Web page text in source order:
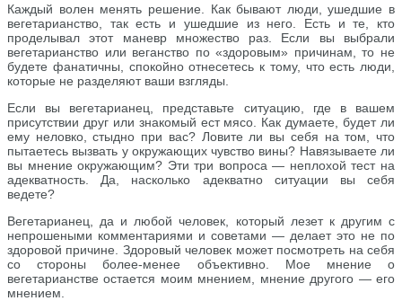
Каждый волен менять решение. Как бывают люди, ушедшие в
вегетарианство, так есть и ушедшие из него. Есть и те, кто
проделывал этот маневр множество раз. Если вы выбрали
вегетарианство или веганство по «здоровым» причинам, то не
будете фанатичны, спокойно отнесетесь к тому, что есть люди,
которые не разделяют ваши взгляды.
Если вы вегетарианец, представьте ситуацию, где в вашем
присутствии друг или знакомый ест мясо. Как думаете, будет ли
ему неловко, стыдно при вас? Ловите ли вы себя на том, что
пытаетесь вызвать у окружающих чувство вины? Навязываете ли
вы мнение окружающим? Эти три вопроса — неплохой тест на
адекватность. Да, насколько адекватно ситуации вы себя
ведете?
Вегетарианец, да и любой человек, который лезет к другим с
непрошеными комментариями и советами — делает это не по
здоровой причине. Здоровый человек может посмотреть на себя
со стороны более-менее объективно. Мое мнение о
вегетарианстве остается моим мнением, мнение другого — его
мнением.